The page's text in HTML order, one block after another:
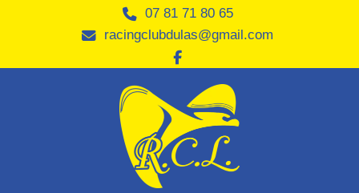
07 81 71 80 65
racingclubdulas@gmail.com